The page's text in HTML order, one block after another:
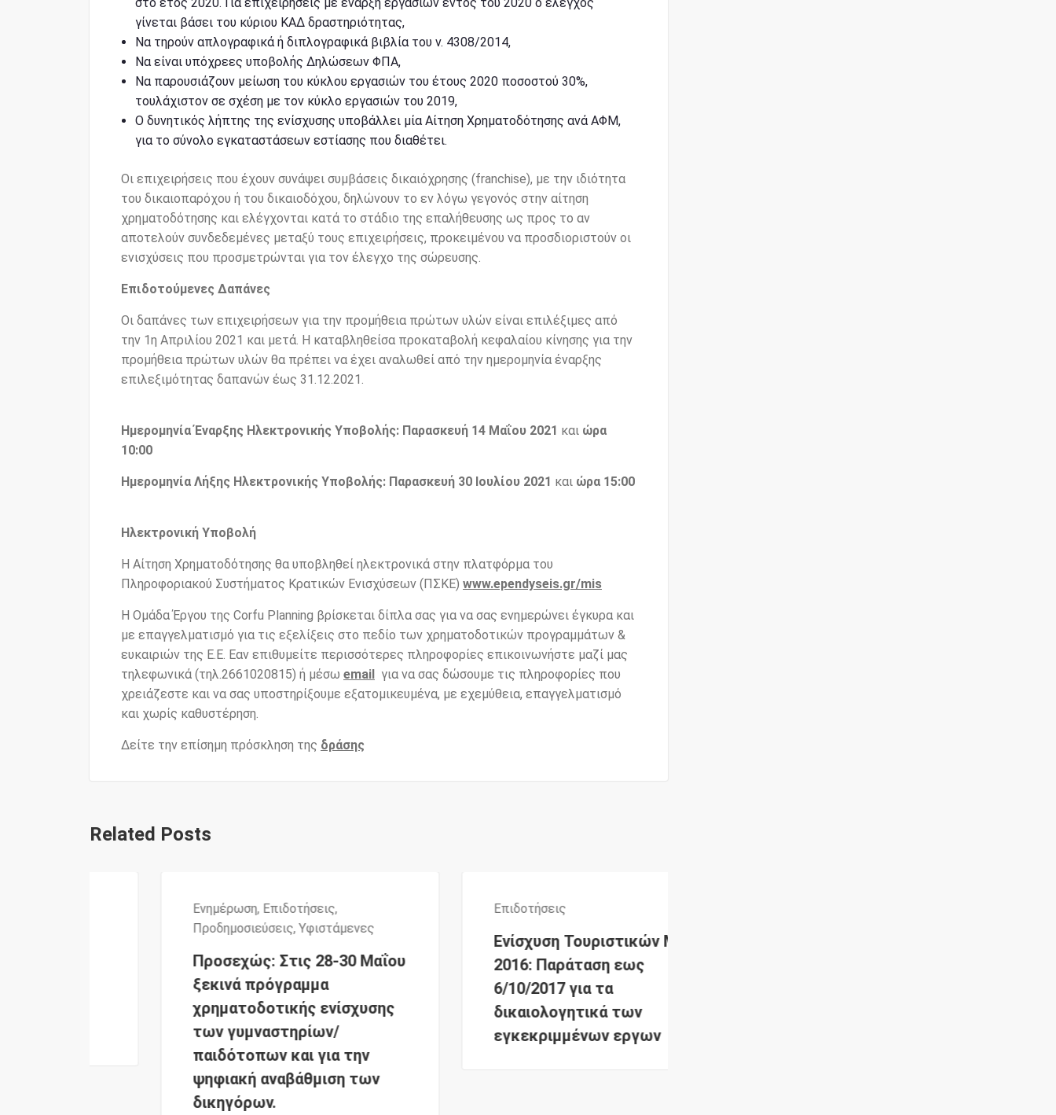
στο έτος 2020. Για επιχειρήσεις με έναρξη εργασιών εντός του 2020 ο έλεγχος
γίνεται βάσει του κύριου ΚΑΔ δραστηριότητας,
Να τηρούν απλογραφικά ή διπλογραφικά βιβλία του ν. 4308/2014,
Να είναι υπόχρεες υποβολής Δηλώσεων ΦΠΑ,
Να παρουσιάζουν μείωση του κύκλου εργασιών του έτους 2020 ποσοστού 30%,
τουλάχιστον σε σχέση με τον κύκλο εργασιών του 2019,
Ο δυνητικός λήπτης της ενίσχυσης υποβάλλει μία Αίτηση Χρηματοδότησης ανά ΑΦΜ,
για το σύνολο εγκαταστάσεων εστίασης που διαθέτει.
Οι επιχειρήσεις που έχουν συνάψει συμβάσεις δικαιόχρησης (franchise), με την ιδιότητα
του δικαιοπαρόχου ή του δικαιοδόχου, δηλώνουν το εν λόγω γεγονός στην αίτηση
χρηματοδότησης και ελέγχονται κατά το στάδιο της επαλήθευσης ως προς το αν
αποτελούν συνδεδεμένες μεταξύ τους επιχειρήσεις, προκειμένου να προσδιοριστούν οι
ενισχύσεις που προσμετρώνται για τον έλεγχο της σώρευσης.
Επιδοτούμενες Δαπάνες
Οι δαπάνες των επιχειρήσεων για την προμήθεια πρώτων υλών είναι επιλέξιμες από
την 1η Απριλίου 2021 και μετά. Η καταβληθείσα προκαταβολή κεφαλαίου κίνησης για την
προμήθεια πρώτων υλών θα πρέπει να έχει αναλωθεί από την ημερομηνία έναρξης
επιλεξιμότητας δαπανών έως 31.12.2021.
Ημερομηνία Έναρξης Ηλεκτρονικής Υποβολής: Παρασκευή 14 Μαΐου 2021 και ώρα
10:00
Ημερομηνία Λήξης Ηλεκτρονικής Υποβολής: Παρασκευή 30 Ιουλίου 2021 και ώρα 15:00
Ηλεκτρονική Υποβολή
Η Αίτηση Χρηματοδότησης θα υποβληθεί ηλεκτρονικά στην πλατφόρμα του
Πληροφοριακού Συστήματος Κρατικών Ενισχύσεων (ΠΣΚΕ) www.ependyseis.gr/mis
Η Ομάδα Έργου της Corfu Planning βρίσκεται δίπλα σας για να σας ενημερώνει έγκυρα και
με επαγγελματισμό για τις εξελίξεις στο πεδίο των χρηματοδοτικών προγραμμάτων &
ευκαιριών της Ε.Ε. Εαν επιθυμείτε περισσότερες πληροφορίες επικοινωνήστε μαζί μας
τηλεφωνικά (τηλ.2661020815) ή μέσω email
για να σας δώσουμε τις πληροφορίες που
χρειάζεστε και να σας υποστηρίξουμε εξατομικευμένα, με εχεμύθεια, επαγγελματισμό
και χωρίς καθυστέρηση.
Δείτε την επίσημη πρόσκληση της δράσης
Related Posts
Επιδοτήσεις ,
Προδημοσιεύσεις,Υφιστάμενες
Προσεχώς: Στις 28-30 Μαΐου
ξεκινά πρόγραμμα
χρηματοδοτικής ενίσχυσης
των γυμναστηρίων/
παιδότοπων και για την
ψηφιακή αναβάθμιση των
δικηγόρων.
Ενίσχυση Τουριστικών ΜΜΕ
2016: Παράταση εως
6/10/2017 για τα
δικαιολογητικά των
εγκεκριμμένων εργων